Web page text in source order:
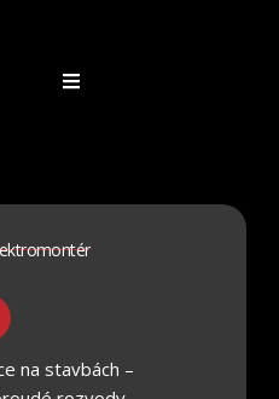
na stavbách –